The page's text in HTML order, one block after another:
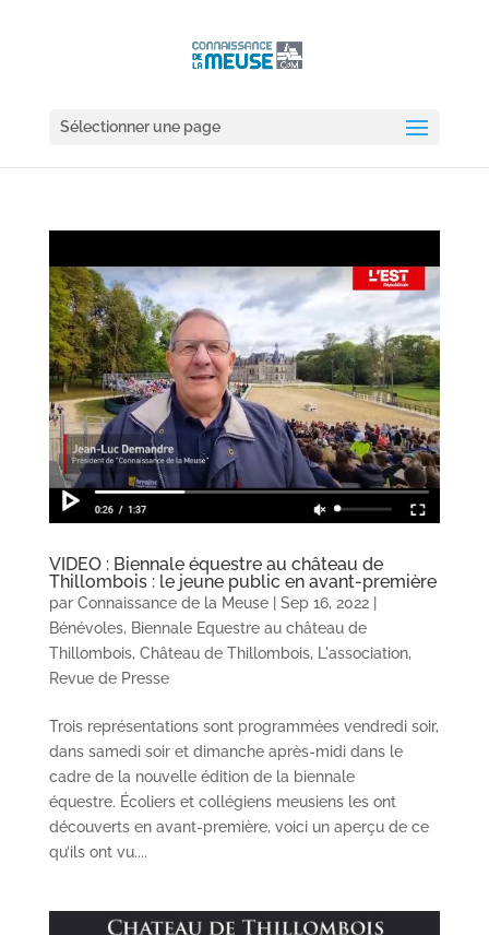
Sélectionner une page
VIDEO : Biennale équestre au château de
Thillombois : le jeune public en avant-première
par Connaissance de la Meuse| Sep 16, 2022|
Bénévoles, Biennale Equestre au château de
Thillombois, Château de Thillombois, L'association,
Revue de Presse
Trois représentations sont programmées vendredi soir,
dans samedi soir et dimanche après-midi dans le
cadre de la nouvelle édition de la biennale
équestre. Écoliers et collégiens meusiens les ont
découverts en avant-première, voici un aperçu de ce
qu’ils ont vu....